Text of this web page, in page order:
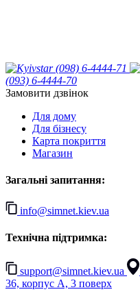
(098) 6-4444-71
(093) 6-4444-70
Замовити дзвінок
Для дому
Для бізнесу
Карта покриття
Магазин
Загальні запитання:
info@simnet.kiev.ua
Технічна підтримка:
support@simnet.kiev.ua
36, корпус А, 3 поверх